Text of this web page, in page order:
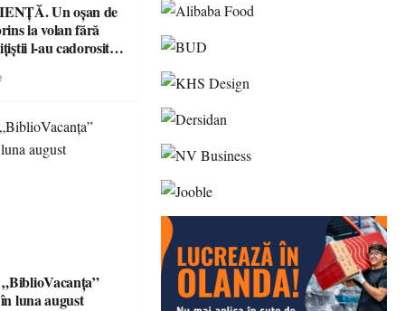
Un oșan de
la volan fără
l-au cadorosit
luna august